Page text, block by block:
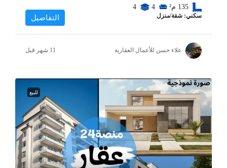
135 م² 4
4
سكني: شقة/منزل التفاصيل
علاء حسن للأعمال العقارية
للبيع